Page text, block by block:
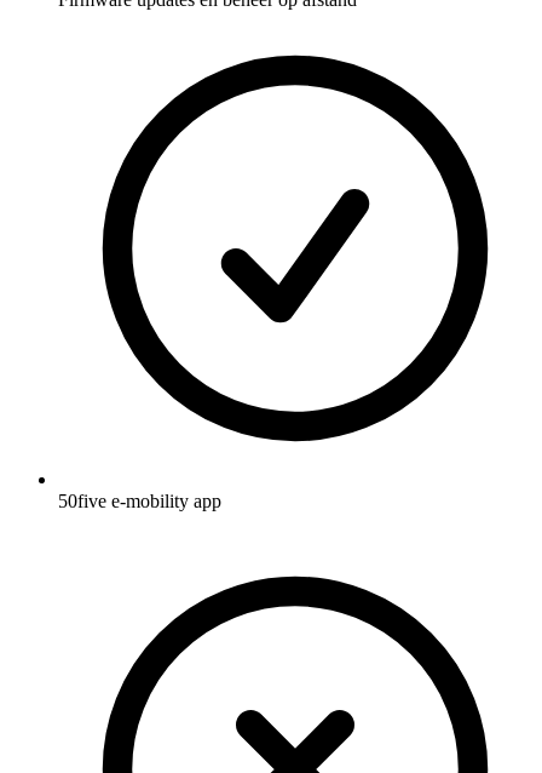
50five e‑mobility app